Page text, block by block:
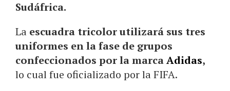
Sudáfrica.
La escuadra tricolor utilizará sus tres
uniformes en la fase de grupos
confeccionados por la marcaAdidas,
lo cual fue oficializado por la FIFA.